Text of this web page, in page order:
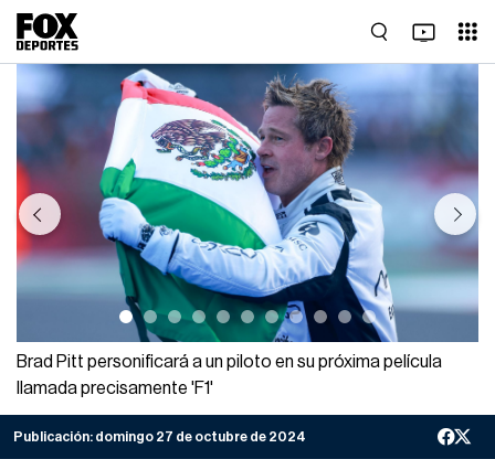
Previous Next
Brad Pitt personificará a un piloto en su próxima película
llamada precisamente 'F1'
Publicación: domingo 27 de octubre de 2024